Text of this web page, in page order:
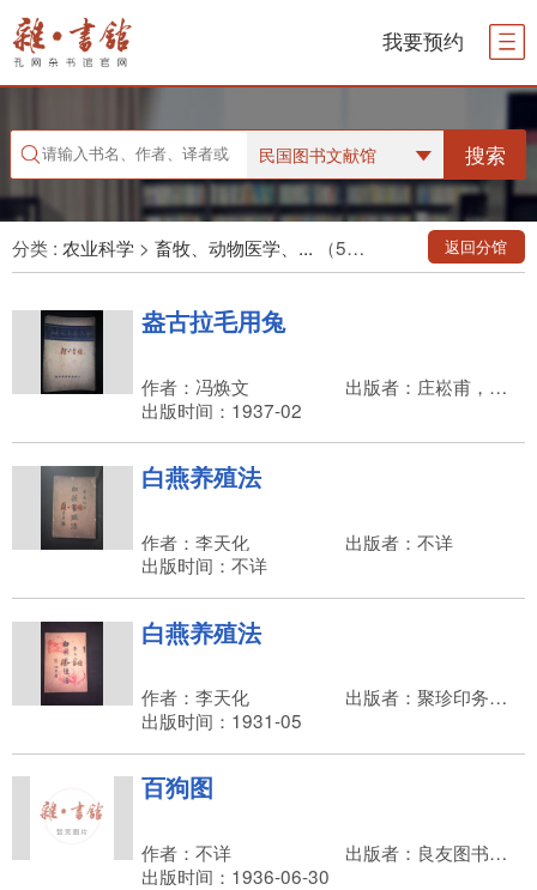
我要预约
民国图书文献馆 搜索
分类 : 农业科学 > 畜牧、动物医学、... （518件藏品） 返回分馆
盎古拉毛用兔
作者：冯焕文
出版者：庄崧甫，中国农业书局
出版时间：1937-02
白燕养殖法
作者：李天化
出版者：不详
出版时间：不详
白燕养殖法
作者：李天化
出版者：聚珍印务书楼
出版时间：1931-05
百狗图
作者：不详
出版者：良友图书印刷公司
出版时间：1936-06-30